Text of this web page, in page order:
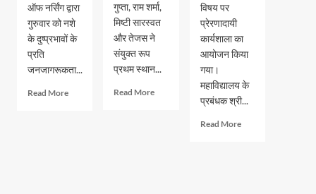
ऑफ नर्सिंग द्वारा
गुरुवार को नशे
के दुष्प्रभावों के
प्रति
जनजागरूकता...
Read MoreRead
गुप्ता, राम शर्मा,
मिष्टी सारस्वत
और तेजस ने
संयुक्त रूप
प्रथम स्थान...
Read MoreRead
विषय पर
प्रेरणादायी
कार्यशाला का
आयोजन किया
गया।
महाविद्यालय के
प्रबंधक श्री...
Read MoreRead